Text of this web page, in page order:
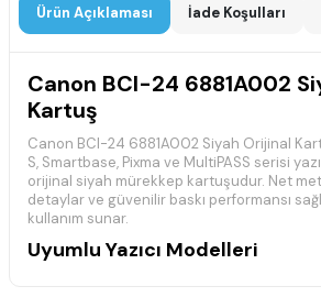
Ürün Açıklaması İade Koşulları
Canon BCI-24 6881A002
Kartuş
Canon BCI-24 6881A002 Siyah Orijinal
S, Smartbase, Pixma ve MultiPASS serisi
orijinal siyah mürekkep kartuşudur. Net
detaylar ve güvenilir baskı performansı
kullanım sunar.
Uyumlu Yazıcı Modelleri